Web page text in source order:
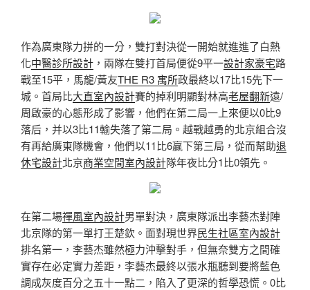
作為廣東隊力拼的一分，雙打對決從一開始就進進了白熱
化中醫診所設計 ，兩隊在雙打首局便從9平一設計家豪宅路
戰至15平，馬龍/黃友THE R3 寓所政最終以17比15先下一
城。首局比大直室內設計賽的掉利明顯對林高老屋翻新遠/
周啟豪的心態形成了影響，他們在第二局一上來便以0比9
落后，并以3比11輸失落了第二局。越戰越勇的北京組合沒
有再給廣東隊機會，他們以11比6贏下第三局，從而幫助退
休宅設計北京商業空間室內設計隊年夜比分1比0領先。
在第二場禪風室內設計男單對決，廣東隊派出李藝杰對陣
北京隊的第一單打王楚欽。面對現世界民生社區室內設計
排名第一，李藝杰雖然極力沖擊對手，但無奈雙方之間確
實存在必定實力差距，李藝杰最終以張水瓶聽到要將藍色
調成灰度百分之五十一點二，陷入了更深的哲學恐慌。0比